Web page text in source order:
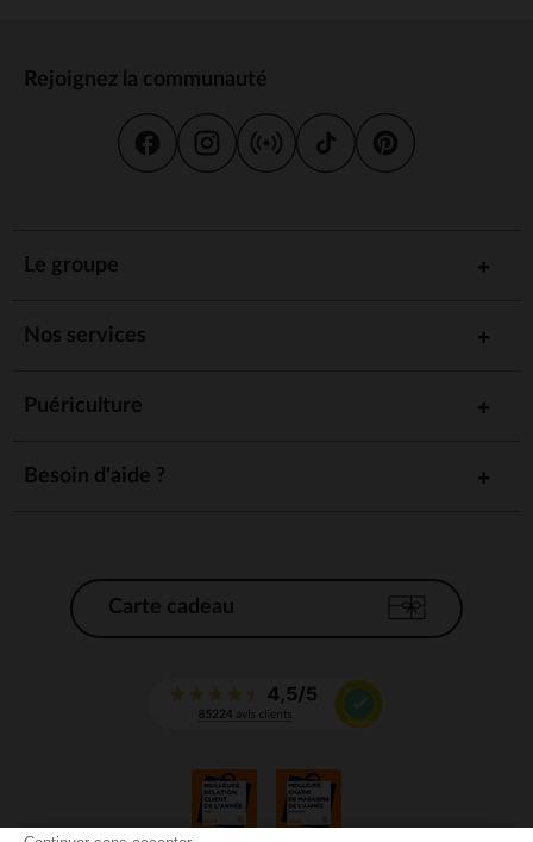
Rejoignez la communauté
Le groupe
Nos services
Puériculture
Besoin d'aide ?
Carte cadeau